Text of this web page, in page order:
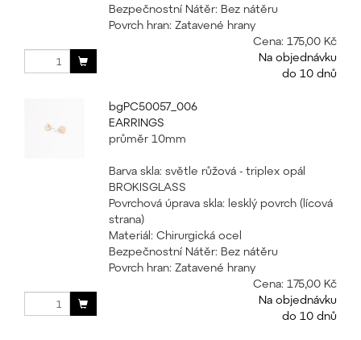
Bezpečnostní Nátěr: Bez nátěru
Povrch hran: Zatavené hrany
Cena: 175,00 Kč
Na objednávku
do 10 dnů
bgPC50057_006
EARRINGS
průměr 10mm
Barva skla: světle růžová - triplex opál
BROKISGLASS
Povrchová úprava skla: lesklý povrch (lícová
strana)
Materiál: Chirurgická ocel
Bezpečnostní Nátěr: Bez nátěru
Povrch hran: Zatavené hrany
Cena: 175,00 Kč
Na objednávku
do 10 dnů